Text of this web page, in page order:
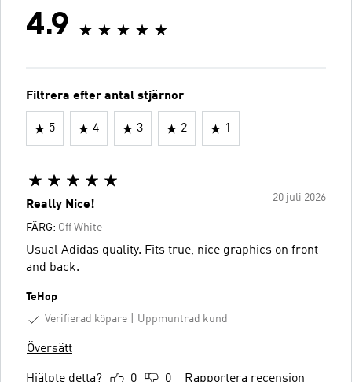
4.9
Filtrera efter antal stjärnor
5 4 3 2 1
20 juli 2026
Really Nice!
FÄRG: Off White
Usual Adidas quality. Fits true, nice graphics on front
and back.
TeHop
Verifierad köpare
Uppmuntrad kund
Översätt
Hjälpte detta? 0 0 Rapportera recension